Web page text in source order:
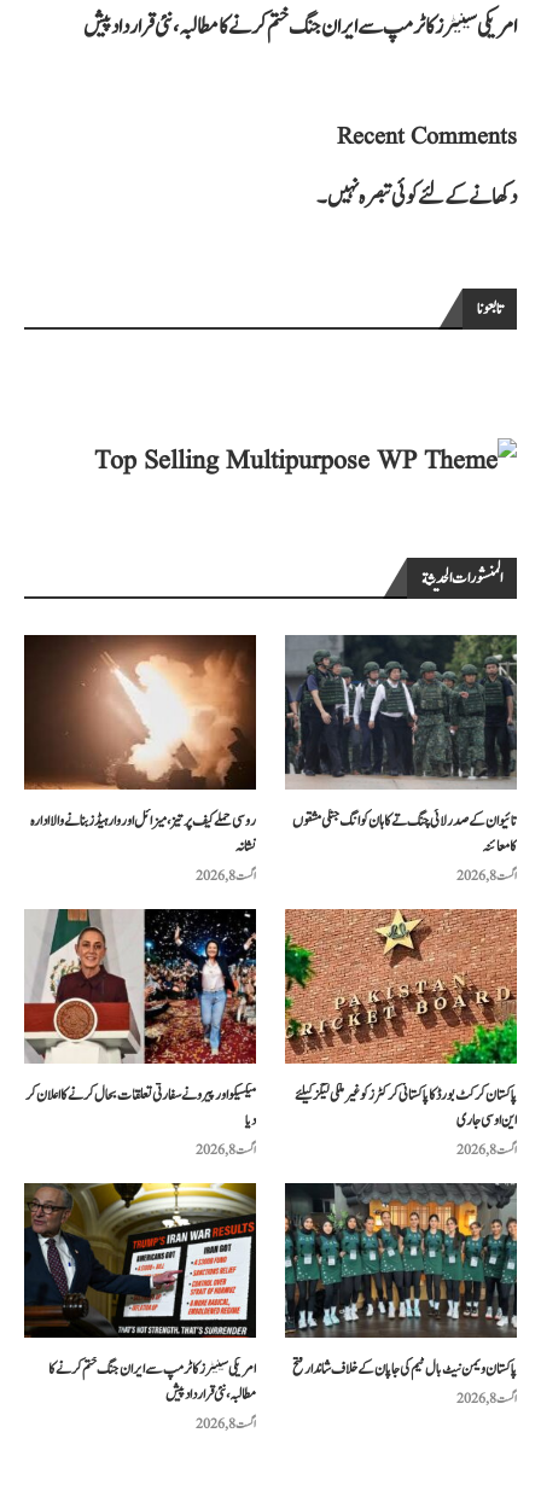
امریکی سینیٹرز کا ٹرمپ سے ایران جنگ ختم کرنے کا مطالبہ، نئی قرارداد پیش
Recent Comments
دکھانے کے لئے کوئی تبصرہ نہیں۔
تابعونا
المنشورات الحديثة
روسی حملے کیف پر تیز، میزائل اور وار ہیڈز بنانے والا ادارہ
نشانہ
اگست 8, 2026
تائیوان کے صدر لائی چنگ تے کا ہان کوانگ جنگی مشقوں
کا معائنہ
اگست 8, 2026
میکسیکو اور پیرو نے سفارتی تعلقات بحال کرنے کا اعلان کر
دیا
اگست 8, 2026
پاکستان کرکٹ بورڈ کا پاکستانی کرکٹرز کو غیر ملکی لیگز کیلئے
این او سی جاری
اگست 8, 2026
امریکی سینیٹرز کا ٹرمپ سے ایران جنگ ختم کرنے کا
مطالبہ، نئی قرارداد پیش
اگست 8, 2026
پاکستان ویمن نیٹ بال ٹیم کی جاپان کے خلاف شاندار فتح
اگست 8, 2026